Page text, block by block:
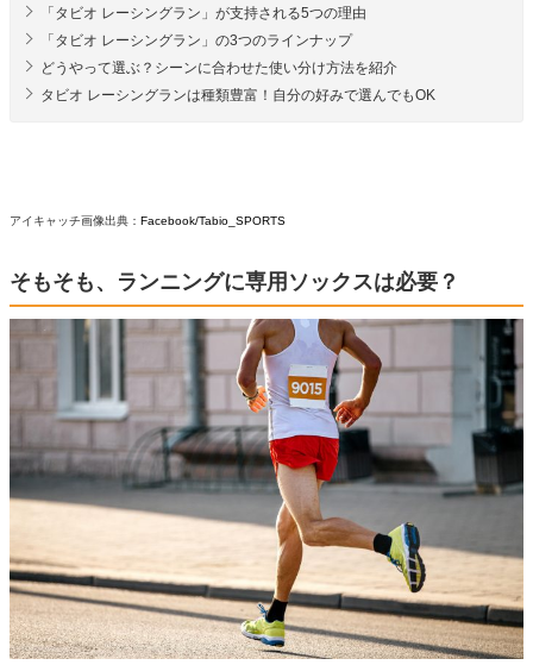
「タビオ レーシングラン」が支持される5つの理由
「タビオ レーシングラン」の3つのラインナップ
どうやって選ぶ？シーンに合わせた使い分け方法を紹介
タビオ レーシングランは種類豊富！自分の好みで選んでもOK
アイキャッチ画像出典： Facebook/Tabio_SPORTS
そもそも、ランニングに専用ソックスは必要？